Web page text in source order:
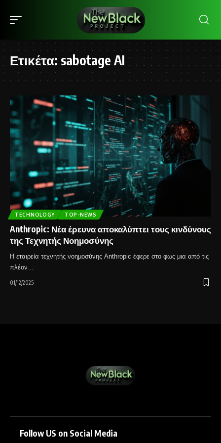
Ετικέτα: sabotage AI
TECHNOLOGY TOP-NEWS
Anthropic: Νέα έρευνα αποκαλύπτει τους κινδύνους
της Τεχνητής Νοημοσύνης
Η εταιρεία τεχνητής νοημοσύνης Anthropic έφερε στο φως μια από τις
πλέον…
01/12/2025
Follow US on Social Media